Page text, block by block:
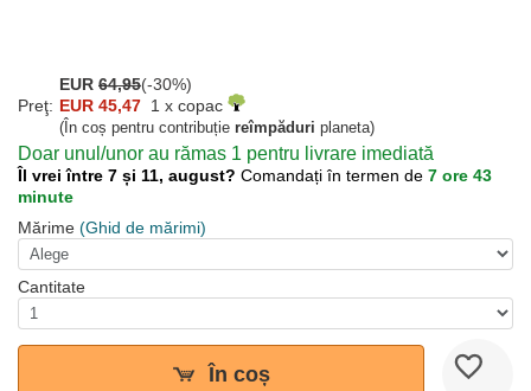
EUR 64,95(-30%)
Preţ: EUR 45,47 1 x copac
(În coș pentru contribuție reîmpăduri planeta)
Doar unul/unor au rămas 1 pentru livrare imediată
Îl vrei între 7 și 11, august? Comandați în termen de 7 ore 43
minute
Mărime (Ghid de mărimi)
Cantitate
În coș